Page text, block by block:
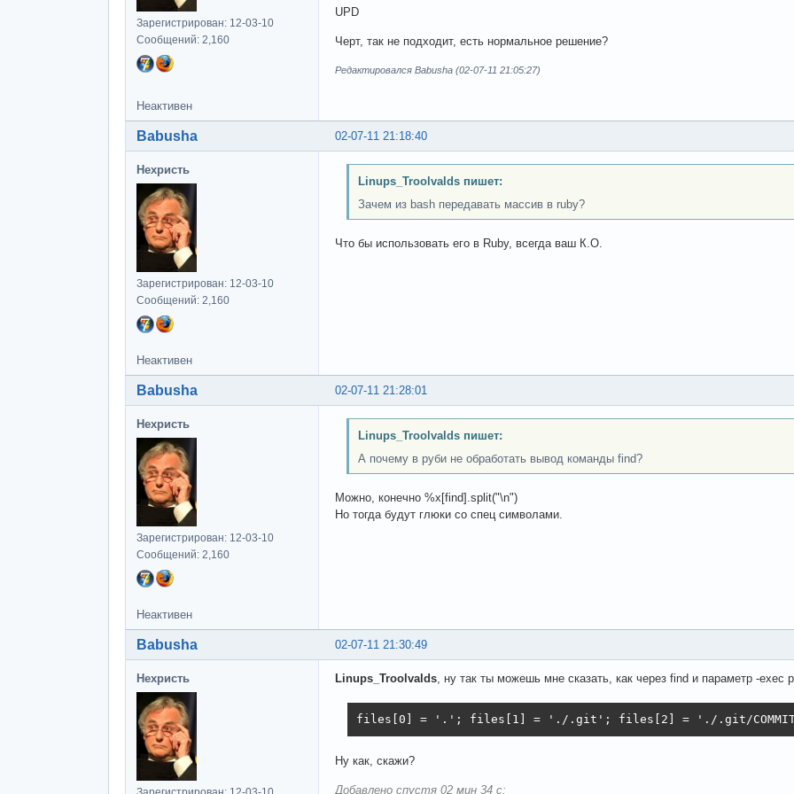
Зарегистрирован: 12-03-10
Сообщений: 2,160
UPD
Черт, так не подходит, есть нормальное решение?
Редактировался Babusha (02-07-11 21:05:27)
Неактивен
02-07-11 21:18:40
Babusha
Нехристь
Зарегистрирован: 12-03-10
Сообщений: 2,160
Linups_Troolvalds пишет:
Зачем из bash передавать массив в ruby?
Что бы использовать его в Ruby, всегда ваш К.О.
Неактивен
02-07-11 21:28:01
Babusha
Нехристь
Зарегистрирован: 12-03-10
Сообщений: 2,160
Linups_Troolvalds пишет:
А почему в руби не обработать вывод команды find?
Можно, конечно %x[find].split("\n")
Но тогда будут глюки со спец символами.
Неактивен
02-07-11 21:30:49
Babusha
Нехристь Linups_Troolvalds , ну так ты можешь мне сказать, как через find и параметр -exec
files[0] = '.'; files[1] = './.git'; files[2] = './.git/
Ну как, скажи?
Добавлено спустя 02 мин 34 с: